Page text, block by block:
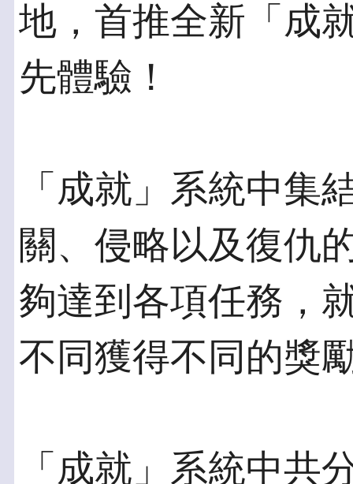
地，首推全新「成
先體驗！
「成就」系統中集
關、侵略以及復仇
夠達到各項任務，
不同獲得不同的獎
「成就」系統中共